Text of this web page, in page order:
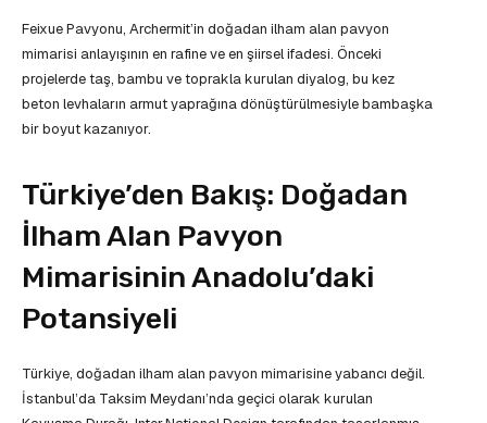
Feixue Pavyonu, Archermit’in doğadan ilham alan pavyon
mimarisi anlayışının en rafine ve en şiirsel ifadesi. Önceki
projelerde taş, bambu ve toprakla kurulan diyalog, bu kez
beton levhaların armut yaprağına dönüştürülmesiyle bambaşka
bir boyut kazanıyor.
Türkiye’den Bakış: Doğadan
İlham Alan Pavyon
Mimarisinin Anadolu’daki
Potansiyeli
Türkiye, doğadan ilham alan pavyon mimarisine yabancı değil.
İstanbul’da Taksim Meydanı’nda geçici olarak kurulan